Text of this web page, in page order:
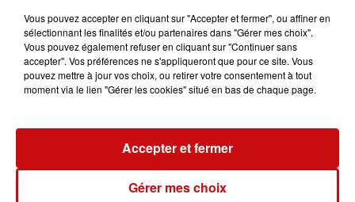
des palpations pour les femmes. L’incident a soulevé des
interrogations concernant la responsabilité de
l’établissement, avec la publication d’une pétition en
ligne demandant la fermeture du Mille Club pour « des
raisons de sécurité publique », qui a recueilli plus de 2
scènes de violence et des problèmes de surcharge dans
Vous pouvez accepter en cliquant sur "Accepter et fermer", ou affiner en
sélectionnant les finalités et/ou partenaires dans "Gérer mes choix".
Vous pouvez également refuser en cliquant sur "Continuer sans
accepter". Vos préférences ne s'appliqueront que pour ce site. Vous
pouvez mettre à jour vos choix, ou retirer votre consentement à tout
moment via le lien "Gérer les cookies" situé en bas de chaque page.
Gérer mes choix
Accepter et fermer